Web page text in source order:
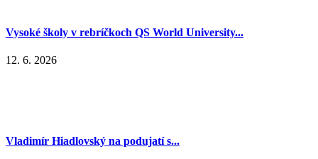
Vysoké školy v rebríčkoch QS World University...
12. 6. 2026
Vladimír Hiadlovský na podujatí s...